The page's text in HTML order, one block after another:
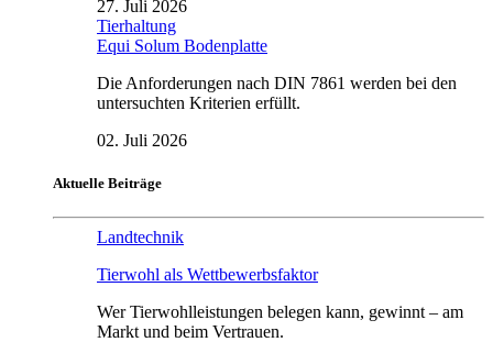
27. Juli 2026
Tierhaltung
Equi Solum Bodenplatte
Die Anforderungen nach DIN 7861 werden bei den
untersuchten Kriterien erfüllt.
02. Juli 2026
Aktuelle Beiträge
Landtechnik
Tierwohl als Wettbewerbsfaktor
Wer Tierwohlleistungen belegen kann, gewinnt – am
Markt und beim Vertrauen.